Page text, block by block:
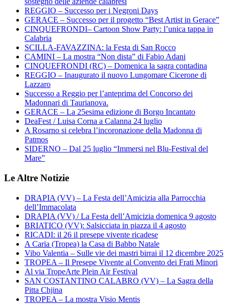
REGGIO – Successo per i Negroni Days
GERACE – Successo per il progetto “Best Artist in Gerace”
CINQUEFRONDI– Cartoon Show Party: l’unica tappa in
Calabria
SCILLA-FAVAZZINA: la Festa di San Rocco
CAMINI – La mostra “Non dista” di Fabio Adani
CINQUEFRONDI (RC) – Domenica la sagra contadina
REGGIO – Inaugurato il nuovo Lungomare Cicerone di
Lazzaro
Successo a Reggio per l’anteprima del Concorso dei
Madonnari di Taurianova.
GERACE – La 25esima edizione di Borgo Incantato
DeaFest / Luisa Corna a Calanna 24 luglio
A Rosarno si celebra l’incoronazione della Madonna di
Patmos
SIDERNO – Dal 25 luglio “Immersi nel Blu-Festival del
Mare”
Le Altre Notizie
DRAPIA (VV) – La Festa dell’Amicizia alla Parrocchia
dell’Immacolata
DRAPIA (VV) / La Festa dell’Amicizia domenica 9 agosto
BRIATICO (VV): Salsicciata in piazza il 4 agosto
RICADI: il 26 il presepe vivente ricadese
A Caria (Tropea) la Casa di Babbo Natale
Vibo Valentia – Sulle vie dei mastri birrai il 12 dicembre 2025
TROPEA – Il Presepe Vivente al Convento dei Frati Minori
Al via TropeArte Plein Air Festival
SAN COSTANTINO CALABRO (VV) – La Sagra della
Pitta Chjina
TROPEA – La mostra Visio Mentis